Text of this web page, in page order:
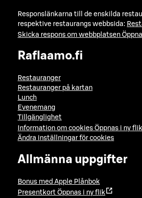
Responslänkarna till de enskilda
respektive restaurangs webbsida:
Skicka respons om webbplatsen
Raflaamo.fi
Restauranger
Restauranger på kartan
Lunch
Evenemang
Tillgänglighet
Information om cookies Öppnas i ny flik
Ändra inställningar för cookies
Allmänna uppgifter
Bonus med Apple Plånbok
Presentkort Öppnas i ny flik